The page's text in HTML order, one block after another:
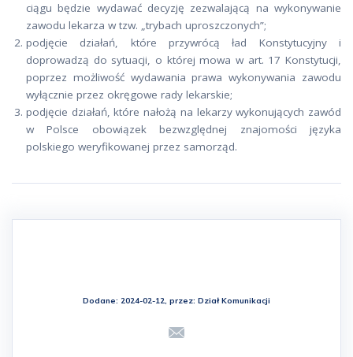
ciągu będzie wydawać decyzję zezwalającą na wykonywanie
zawodu lekarza w tzw. „trybach uproszczonych”;
podjęcie działań, które przywrócą ład Konstytucyjny i
doprowadzą do sytuacji, o której mowa w art. 17 Konstytucji,
poprzez możliwość wydawania prawa wykonywania zawodu
wyłącznie przez okręgowe rady lekarskie;
podjęcie działań, które nałożą na lekarzy wykonujących zawód
w Polsce obowiązek bezwzględnej znajomości języka
polskiego weryfikowanej przez samorząd.
Dodane: 2024-02-12, przez: Dział Komunikacji